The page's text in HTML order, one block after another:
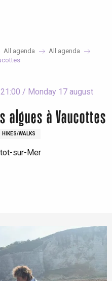
All agenda
All agenda
/ Monday 17 august
algues à Vaucottes
HIKES/WALKS
sur-Mer